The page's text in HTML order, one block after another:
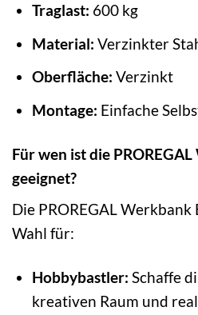
Traglast: 600 kg
Material: Verzinkter
Oberfläche: Verzinkt
Montage: Einfache
Für wen ist die
geeignet?
Die PROREGAL
Wahl für:
Hobbybastler: Schaffe
kreativen Raum und